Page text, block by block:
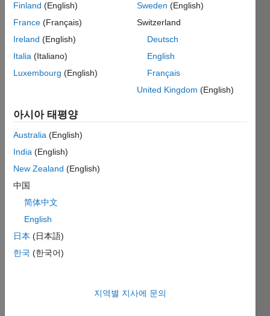
I have
equati
on in
b
script
k and
Delta
are
sente
Finland (English)
France (Français)
Ireland (English)
Italia (Italiano)
Luxembourg (English)
Sweden (English)
Switzerland
Deutsch
English
Français
United Kingdom (English)
아시아 태평양
Australia (English)
India (English)
New Zealand (English)
中国
简体中文
English
日本 (日本語)
한국 (한국어)
지역별 지사에 문의